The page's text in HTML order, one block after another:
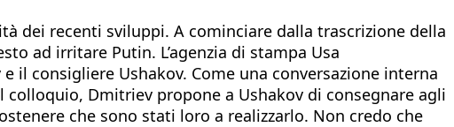
dei recenti sviluppi. A cominciare dalla trascrizione della
ad irritare Putin. L’agenzia di stampa Usa
il consigliere Ushakov. Come una conversazione interna
Dmitriev propone a Ushakov di consegnare agli
che sono stati loro a realizzarlo. Non credo che